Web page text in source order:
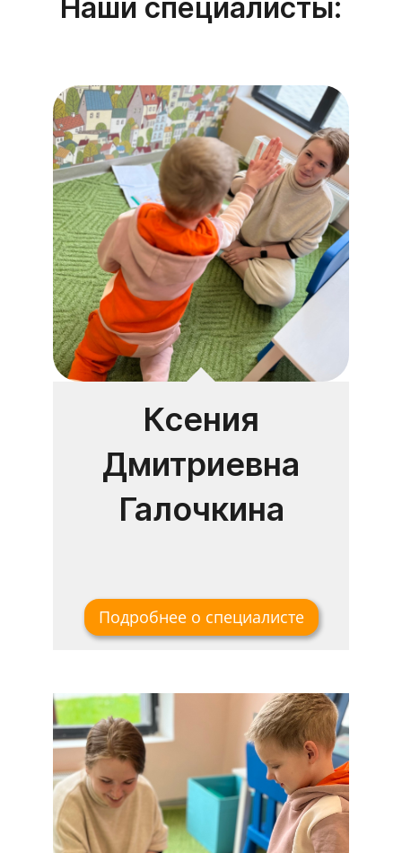
Наши специалисты:
Ксения
Дмитриевна
Галочкина
Подробнее о специалисте